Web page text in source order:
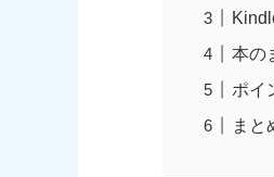
本の
ポイ
まと